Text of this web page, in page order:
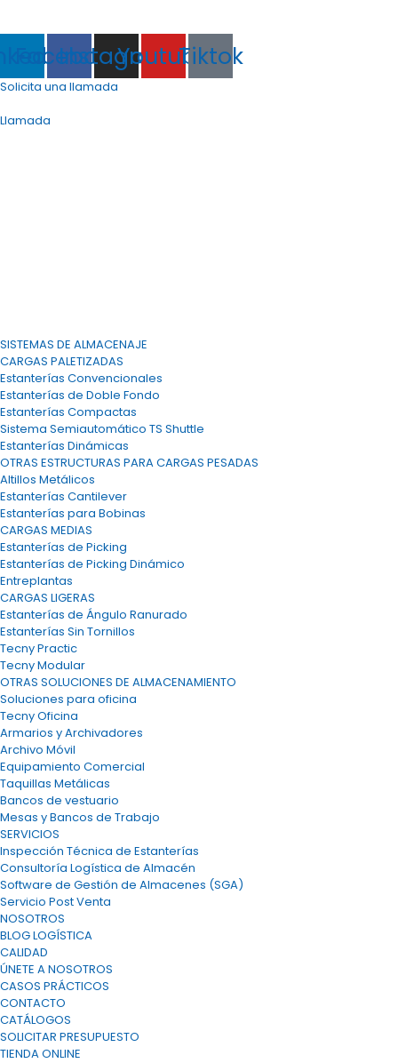
Facebook
Instagram
YoutubeTiktok
Solicita una llamada
Llamada
SISTEMAS DE ALMACENAJE
CARGAS PALETIZADAS
Estanterías Convencionales
Estanterías de Doble Fondo
Estanterías Compactas
Sistema Semiautomático TS Shuttle
Estanterías Dinámicas
OTRAS ESTRUCTURAS PARA CARGAS PESADAS
Altillos Metálicos
Estanterías Cantilever
Estanterías para Bobinas
CARGAS MEDIAS
Estanterías de Picking
Estanterías de Picking Dinámico
Entreplantas
CARGAS LIGERAS
Estanterías de Ángulo Ranurado
Estanterías Sin Tornillos
Tecny Practic
Tecny Modular
OTRAS SOLUCIONES DE ALMACENAMIENTO
Soluciones para oficina
Tecny Oficina
Armarios y Archivadores
Archivo Móvil
Equipamiento Comercial
Taquillas Metálicas
Bancos de vestuario
Mesas y Bancos de Trabajo
SERVICIOS
Inspección Técnica de Estanterías
Consultoría Logística de Almacén
Software de Gestión de Almacenes (SGA)
Servicio Post Venta
NOSOTROS
BLOG LOGÍSTICA
CALIDAD
ÚNETE A NOSOTROS
CASOS PRÁCTICOS
CONTACTO
CATÁLOGOS
SOLICITAR PRESUPUESTO
TIENDA ONLINE